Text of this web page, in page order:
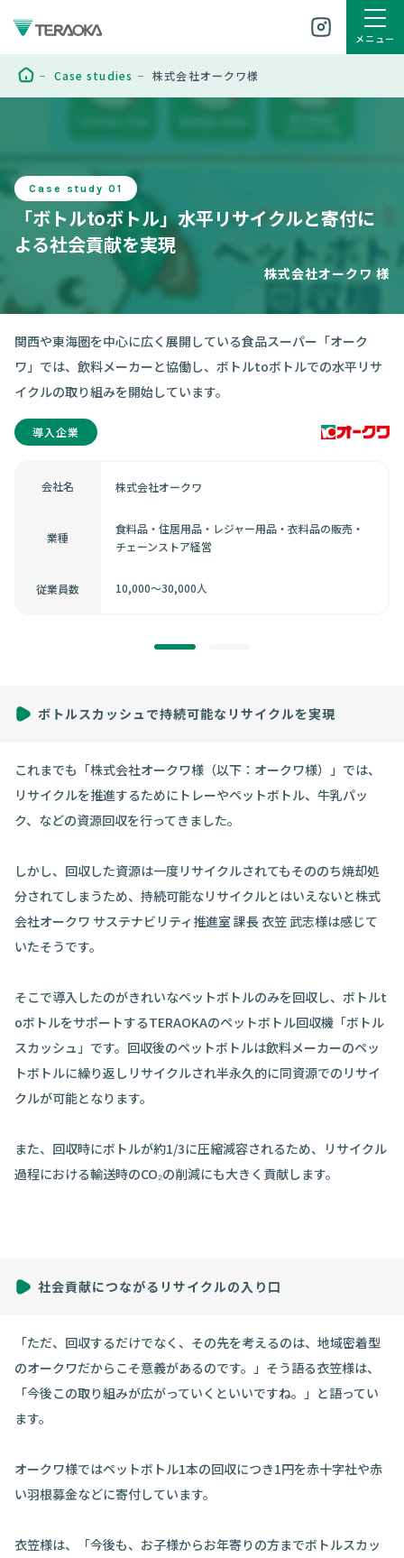
メニュー
Case studies 株式会社オークワ様
Case study 01
「ボトルtoボトル」水平リサイクルと寄付に
よる社会貢献を実現
株式会社オークワ 様
関西や東海圏を中心に広く展開している食品スーパー「オーク
ワ」では、 飲料メーカーと協働し、ボトルtoボトルでの水平リサ
イクルの取り組みを開始しています。
導入企業
会社名 株式会社オークワ
業種
食料品・住居用品・レジャー用品・衣料品の販売・
チェーンストア経営
従業員数 10,000～30,000人
ボトルスカッシュで持続可能なリサイクルを実現
これまでも「株式会社オークワ様（以下：オークワ様）」では、
リサイクルを推進するためにトレーやペットボトル、牛乳パッ
ク、などの資源回収を行ってきました。
しかし、回収した資源は一度リサイクルされてもそののち焼却処
分されてしまうため、持続可能なリサイクルとはいえないと株式
会社オークワ サステナビリティ推進室 課長 衣笠 武志様は感じて
いたそうです。
そこで導入したのがきれいなペットボトルのみを回収し、ボトルt
oボトルをサポートするTERAOKAのペットボトル回収機「ボトル
スカッシュ」です。回収後のペットボトルは飲料メーカーのペッ
トボトルに繰り返しリサイクルされ半永久的に同資源でのリサイ
クルが可能となります。
また、回収時にボトルが約1/3に圧縮減容されるため、リサイクル
過程における輸送時のCO₂の削減にも大きく貢献します。
社会貢献につながるリサイクルの入り口
「ただ、回収するだけでなく、その先を考えるのは、地域密着型
のオークワだからこそ意義があるのです。」そう語る衣笠様は、
「今後この取り組みが広がっていくといいですね。」と語ってい
ます。
オークワ様ではペットボトル1本の回収につき1円を赤十字社や赤
い羽根募金などに寄付しています。
衣笠様は、「今後も、お子様からお年寄りの方までボトルスカッ